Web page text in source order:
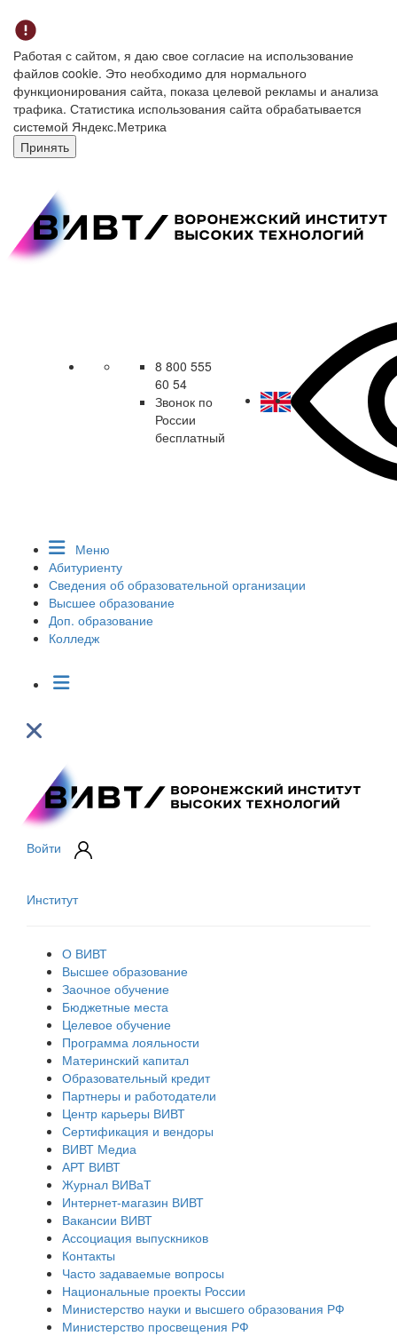
Работая с сайтом, я даю свое согласие на использование
файлов cookie. Это необходимо для нормального
функционирования сайта, показа целевой рекламы и анализа
трафика. Статистика использования сайта обрабатывается
системой Яндекс.Метрика
Принять
8 800 555
60 54
Звонок по
России
бесплатный
Меню
Абитуриенту
Сведения об образовательной организации
Высшее образование
Доп. образование
Колледж
Войти
Институт
О ВИВТ
Высшее образование
Заочное обучение
Бюджетные места
Целевое обучение
Программа лояльности
Материнский капитал
Образовательный кредит
Партнеры и работодатели
Центр карьеры ВИВТ
Сертификация и вендоры
ВИВТ Медиа
АРТ ВИВТ
Журнал ВИВаТ
Интернет-магазин ВИВТ
Вакансии ВИВТ
Ассоциация выпускников
Контакты
Часто задаваемые вопросы
Национальные проекты России
Министерство науки и высшего образования РФ
Министерство просвещения РФ